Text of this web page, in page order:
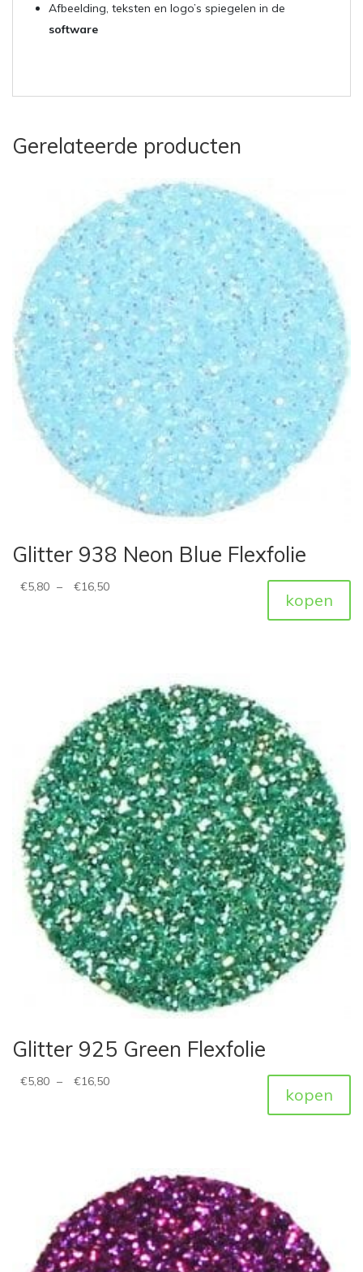
Afbeelding, teksten en logo’s spiegelen in de
software
Gerelateerde producten
Glitter 938 Neon Blue Flexfolie
€5,80 – €16,50
kopen
Glitter 925 Green Flexfolie
€5,80 – €16,50
kopen